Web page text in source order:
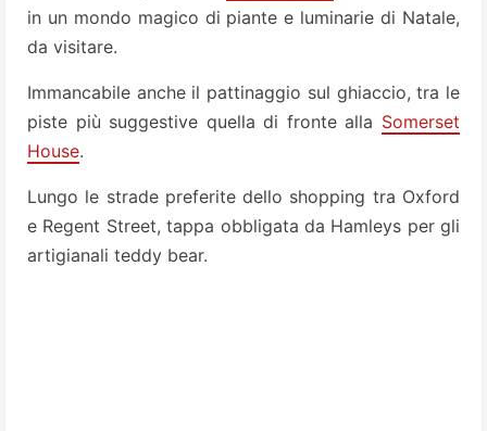
in un mondo magico di piante e luminarie di Natale,
da visitare.
Immancabile anche il pattinaggio sul ghiaccio, tra le
piste più suggestive quella di fronte alla Somerset
House.
Lungo le strade preferite dello shopping tra Oxford
e Regent Street, tappa obbligata da Hamleys per gli
artigianali teddy bear.